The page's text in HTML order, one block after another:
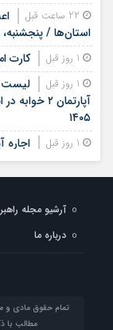
استان‌ها / پنجشنبه،
کارت
لیست
آپارتمان
۱۴۰۵
اجاره
+ جدول
مردادماه ۱۴۰۵
خبر
نمونه دولتی چه
آرشیو مجله
درباره ما
تمام حقوق مادی و
مطالب با